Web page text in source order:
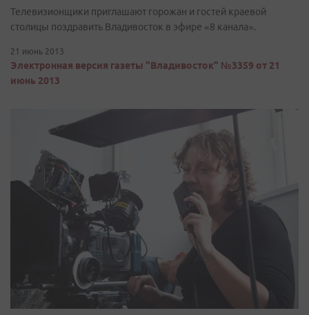
Телевизионщики приглашают горожан и гостей краевой
столицы поздравить Владивосток в эфире «8 канала».
21 июнь 2013
Электронная версия газеты "Владивосток" №3359 от 21
июнь 2013